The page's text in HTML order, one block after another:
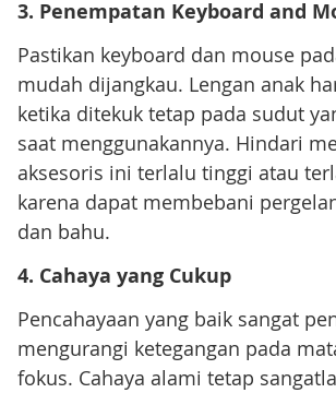
3. Penempatan Keyboard and
Pastikan keyboard dan mouse
mudah dijangkau. Lengan anak
ketika ditekuk tetap pada sudut
saat menggunakannya. Hindari
aksesoris ini terlalu tinggi atau
karena dapat membebani
dan bahu.
4. Cahaya yang Cukup
Pencahayaan yang baik sangat
mengurangi ketegangan pada
fokus. Cahaya alami tetap